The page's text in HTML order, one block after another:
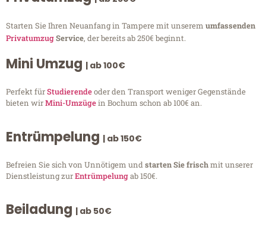
Starten Sie Ihren Neuanfang in Tampere mit unserem umfassenden
PrivatumzugService, der bereits ab 250€ beginnt.
Mini Umzug | ab 100€
Perfekt fürStudierendeoder den Transport weniger Gegenstände
bieten wirMini-Umzügein Bochum schon ab 100€ an.
Entrümpelung | ab 150€
Befreien Sie sich von Unnötigem undstarten Sie frischmit unserer
Dienstleistung zurEntrümpelungab 150€.
Beiladung | ab 50€